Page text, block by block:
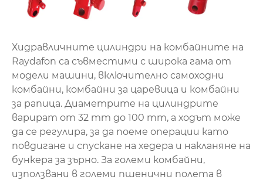
Хидравличните цилиндри на комбайните на
Raydafon са съвместими с широка гама от
модели машини, включително самоходни
комбайни, комбайни за царевица и комбайни
за рапица. Диаметрите на цилиндрите
варират от 32 mm до 100 mm, а ходът може
да се регулира, за да поеме операции като
повдигане и спускане на хедера и накланяне на
бункера за зърно. За големи комбайни,
използвани в големи пшенични полета в